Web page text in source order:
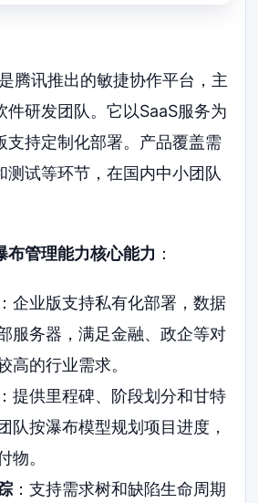
腾讯推出的敏捷协作平台，主
件研发团队。它以SaaS服务为
支持定制化部署。产品覆盖需
测试等环节，在国内中小团队
布管理能力核心能力 ：
企业版支持私有化部署，数据
服务器，满足金融、政企等对
高的行业需求。
：提供里程碑、阶段划分和甘特
队按瀑布模型规划项目进度，
物。
：支持需求树和缺陷生命周期